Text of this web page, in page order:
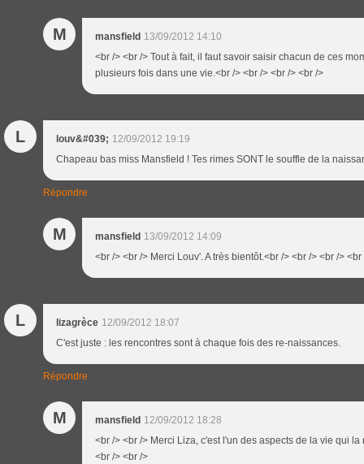
M mansfield 13/09/2012 14:10
<br /> <br /> Tout à fait, il faut savoir saisir chacun de ces
plusieurs fois dans une vie.<br /> <br /> <br /> <br />
L louv&#039; 12/09/2012 19:19
Chapeau bas miss Mansfield ! Tes rimes SONT le souffle de la
Répondre
M mansfield 13/09/2012 14:09
<br /> <br /> Merci Louv'. A très bientôt.<br /> <br /> <br /> <br
L lizagrèce 12/09/2012 18:07
C'est juste : les rencontres sont à chaque fois des re-naissances.
Répondre
M mansfield 12/09/2012 18:28
<br /> <br /> Merci Liza, c'est l'un des aspects de la vie qui
<br /> <br />